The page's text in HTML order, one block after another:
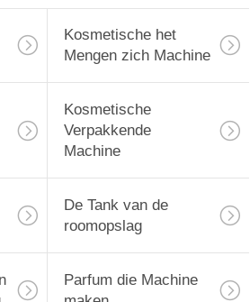
Kosmetische het
Mengen zich Machine
Kosmetische
Verpakkende
Machine
De Tank van de
roomopslag
Parfum die Machine